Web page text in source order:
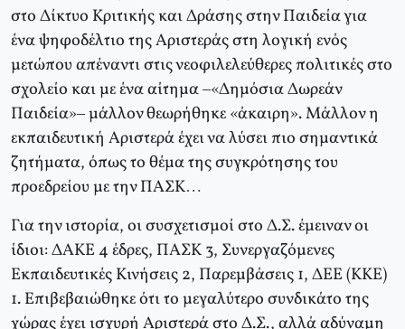
στο Δίκτυο Kριτικής και Δράσης στην Παιδεία για
ένα ψηφοδέλτιο της Αριστεράς στη λογική ενός
μετώπου απέναντι στις νεοφιλελεύθερες πολιτικές στο
σχολείο και με ένα αίτημα –«Δημόσια Δωρεάν
Παιδεία»– μάλλον θεωρήθηκε «άκαιρη». Mάλλον η
εκπαιδευτική Αριστερά έχει να λύσει πιο σημαντικά
ζητήματα, όπως το θέμα της συγκρότησης του
προεδρείου με την ΠAΣK…
Για την ιστορία, οι συσχετισμοί στο Δ.Σ. έμειναν οι
ίδιοι: ΔAKE 4 έδρες, ΠAΣK 3, Συνεργαζόμενες
Εκπαιδευτικές Kινήσεις 2, Παρεμβάσεις 1, ΔEE (KKE)
1. Eπιβεβαιώθηκε ότι το μεγαλύτερο συνδικάτο της
χώρας έχει ισχυρή Αριστερά στο Δ.Σ., αλλά αδύναμη